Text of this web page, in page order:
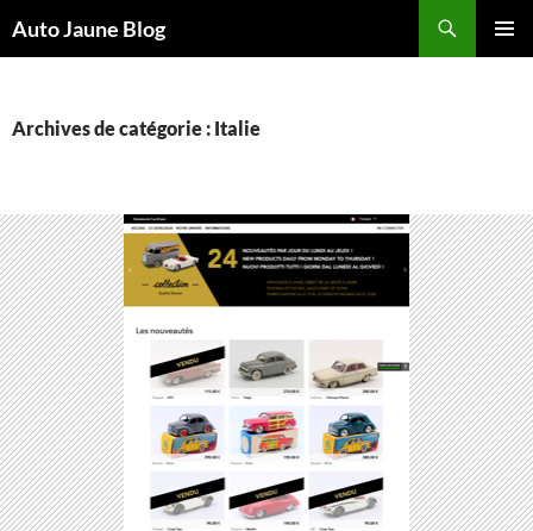
Auto Jaune Blog
Archives de catégorie : Italie